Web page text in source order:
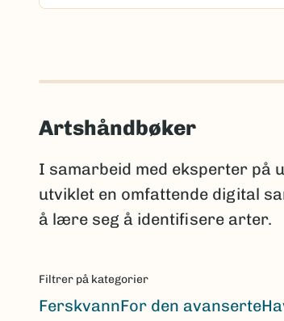
Artshåndbøker
I samarbeid med eksperter på
utviklet en omfattende digital
å lære seg å identifisere arter.
Filtrer på kategorier
FerskvannFor den avanserte